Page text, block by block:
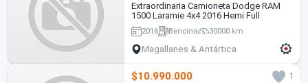
Extraordinaria Camioneta Dodge RAM
1500 Laramie 4x4 2016 Hemi Full
2016 Bencina 30000 km
Magallanes & Antártica
$10.990.000 1